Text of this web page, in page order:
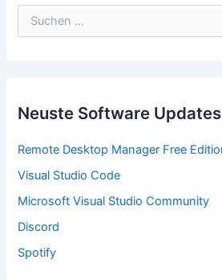
n
h
:
Neuste Software Updates
Remote Desktop Manager Free
Visual Studio Code
Microsoft Visual Studio Community
Discord
Spotify